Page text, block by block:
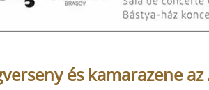
és kamarazene